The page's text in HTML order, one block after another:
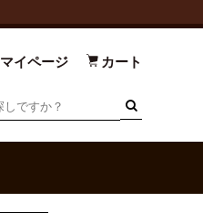
マイページ カート